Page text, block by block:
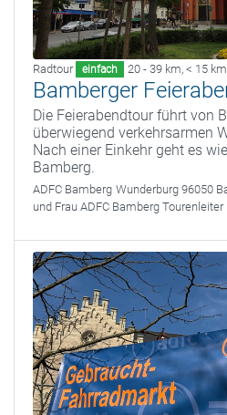
Radtour einfach 20 - 39 km, < 15
Bamberger
Die Feierabendtour führt von
überwiegend verkehrsarmen
Nach einer Einkehr geht es
Bamberg.
ADFC Bamberg Wunderburg 96050
und Frau ADFC Bamberg Tourenleiter